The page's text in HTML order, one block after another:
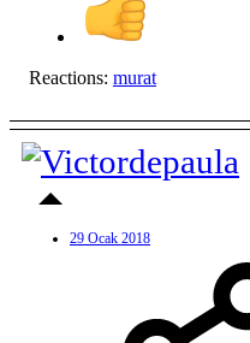
Reactions: murat
29 Ocak 2018